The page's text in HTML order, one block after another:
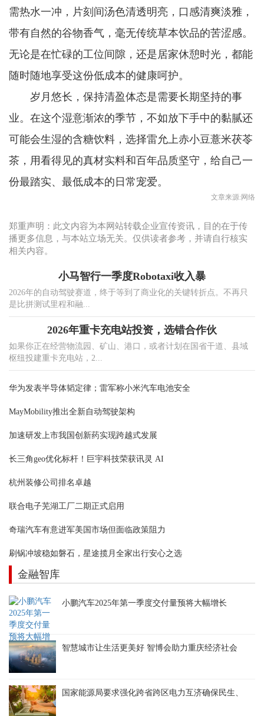
需热水一冲，片刻间汤色清透明亮，口感清爽淡雅，
带有自然的谷物香气，毫无传统草本饮品的苦涩感。
无论是在忙碌的工位间隙，还是居家休憩时光，都能
随时随地享受这份低成本的健康呵护。
岁月悠长，保持清盈体态是需要长期坚持的事
业。在这个湿意渐浓的季节，不如放下手中的黏腻还
可能会生湿的含糖饮料，选择雷允上赤小豆薏米茯苓
茶，用看得见的真材实料和百年品质坚守，给自己一
份最踏实、最低成本的日常宠爱。
文章来源:网络
郑重声明：此文内容为本网站转载企业宣传资讯，目的在于传
播更多信息，与本站立场无关。仅供读者参考，并请自行核实
相关内容。
小马智行一季度Robotaxi收入暴
2026年的自动驾驶赛道，终于等到了商业化的关键转折点。不再只
是比拼测试里程和融...
2026年重卡充电站投资，选错合作伙
如果你正在经营物流园、矿山、港口，或者计划在国省干道、县域
枢纽投建重卡充电站，2...
华为发表半导体韬定律；雷军称小米汽车电池安全
MayMobility推出全新自动驾驶架构
加速研发上市我国创新药实现跨越式发展
长三角geo优化标杆！巨宇科技荣获讯灵 AI
杭州装修公司排名卓越
联合电子芜湖工厂二期正式启用
奇瑞汽车有意进军美国市场但面临政策阻力
刷锅冲坡稳如磐石，星途揽月全家出行安心之选
金融智库
小鹏汽车2025年第一季度交付量预将大幅增长
智慧城市让生活更美好 智博会助力重庆经济社会
国家能源局要求强化跨省跨区电力互济确保民生、